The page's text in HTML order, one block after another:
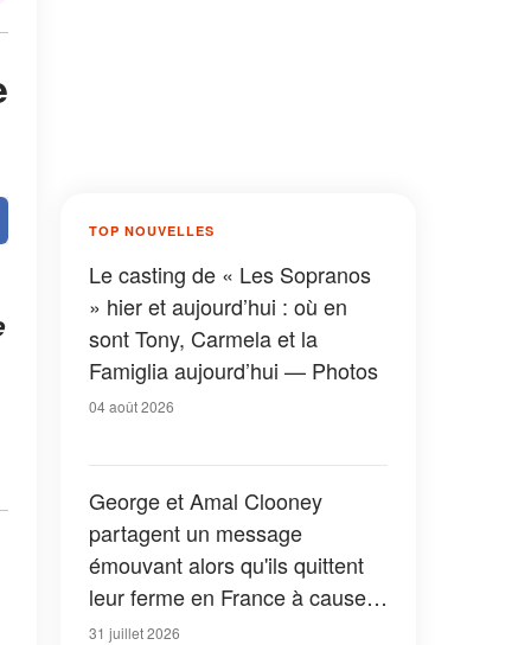
TOP NOUVELLES
Le casting de « Les Sopranos
» hier et aujourd’hui : où en
sont Tony, Carmela et la
Famiglia aujourd’hui — Photos
04 août 2026
George et Amal Clooney
partagent un message
émouvant alors qu'ils quittent
leur ferme en France à cause
des feux de forêt — Tous les
31 juillet 2026